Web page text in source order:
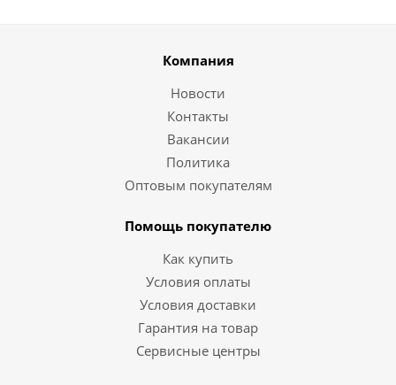
Компания
Новости
Контакты
Вакансии
Политика
Оптовым покупателям
Помощь покупателю
Как купить
Условия оплаты
Условия доставки
Гарантия на товар
Сервисные центры